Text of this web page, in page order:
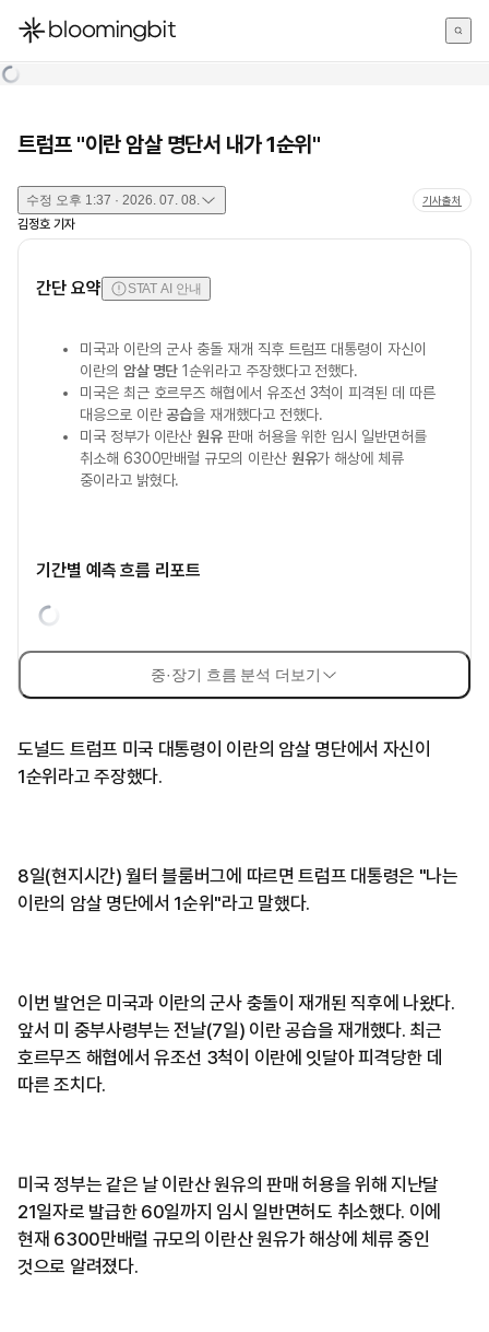
한국어
트럼프 "이란 암살 명단서 내가 1순위"
수정 오후 1:37 · 2026. 07. 08. 기사출처
김정호 기자
간단 요약 STAT AI 안내
미국과 이란의 군사 충돌 재개 직후 트럼프 대통령이 자신이
이란의 암살 명단 1순위라고 주장했다고 전했다.
미국은 최근 호르무즈 해협에서 유조선 3척이 피격된 데 따른
대응으로 이란공습을 재개했다고 전했다.
미국 정부가 이란산원유 판매 허용을 위한 임시 일반면허를
취소해 6300만배럴 규모의 이란산 원유가 해상에 체류
중이라고 밝혔다.
기간별 예측 흐름 리포트
중·장기 흐름 분석 더보기
도널드 트럼프 미국 대통령이 이란의 암살 명단에서 자신이
1순위라고 주장했다.
8일(현지시간) 월터 블룸버그에 따르면 트럼프 대통령은 "나는
이란의 암살 명단에서 1순위"라고 말했다.
이번 발언은 미국과 이란의 군사 충돌이 재개된 직후에 나왔다.
앞서 미 중부사령부는 전날(7일) 이란 공습을 재개했다. 최근
호르무즈 해협에서 유조선 3척이 이란에 잇달아 피격당한 데
따른 조치다.
미국 정부는 같은 날 이란산 원유의 판매 허용을 위해 지난달
21일자로 발급한 60일까지 임시 일반면허도 취소했다. 이에
현재 6300만배럴 규모의 이란산 원유가 해상에 체류 중인
것으로 알려졌다.